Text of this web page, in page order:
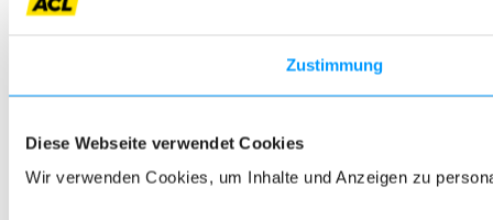
Zustimmung
Diese Webseite verwendet Cookies
Wir verwenden Cookies, um Inhalte und Anzeigen zu